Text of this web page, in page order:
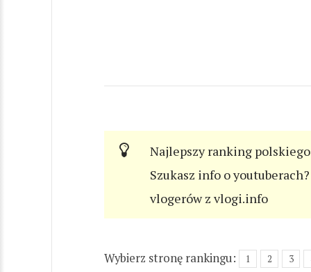
Najlepszy ranking
Szukasz info o
vlogerów z vlogi.info
Wybierz stronę rankingu: 1 2 3